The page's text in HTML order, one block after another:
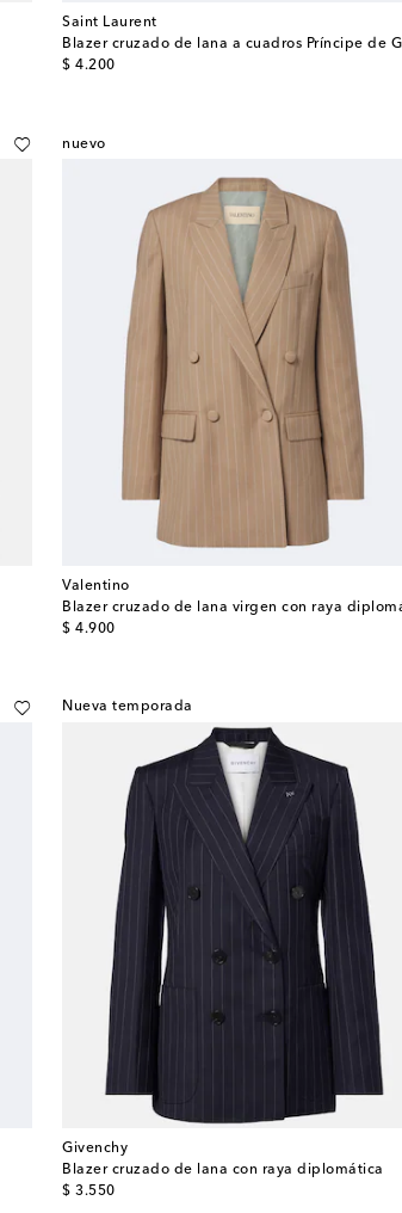
Saint Laurent
$ 4.200
original price
nuevo
Valentino
$ 4.900
original price
Nueva temporada
Givenchy
Blazer cruzado de lana con raya diplomática
$ 3.550
original price